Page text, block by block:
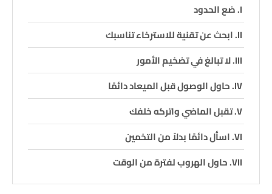
ضع الحدود
ابحث عن تقنية للاسترخاء تناسبك
لا تبالغ في تضخيم الأمور
حاول الوصول قبل الميعاد دائمًا
تقبل الماضي واتركه خلفك
اسأل دائمًا بدلاً من التخمين
حاول الهروب لفترة من الوقت